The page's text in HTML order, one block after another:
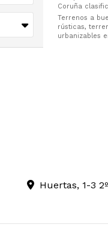
Coruña
Terrenos a
rústicas,
urbanizables
Huertas, 1-3